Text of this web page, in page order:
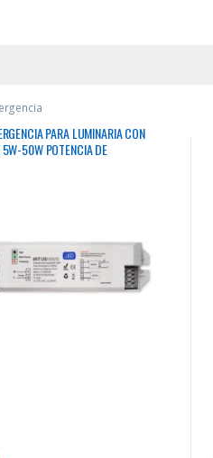
PARA LUMINARIA CON
5W-50W POTENCIA DE